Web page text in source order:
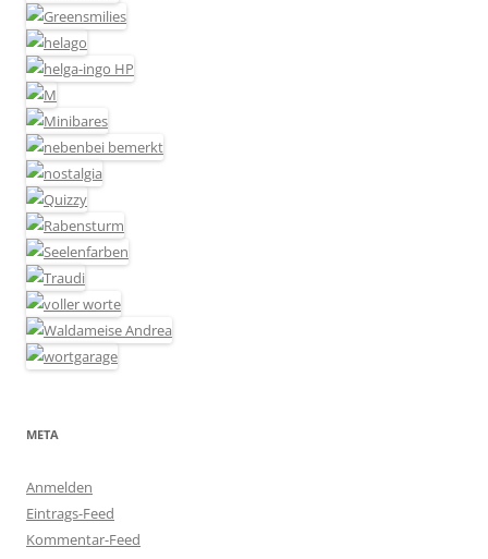
META
Anmelden
Eintrags-Feed
Kommentar-Feed